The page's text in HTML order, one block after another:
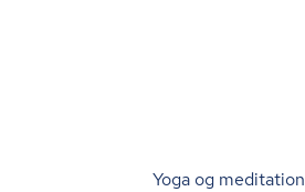
Yoga og meditation